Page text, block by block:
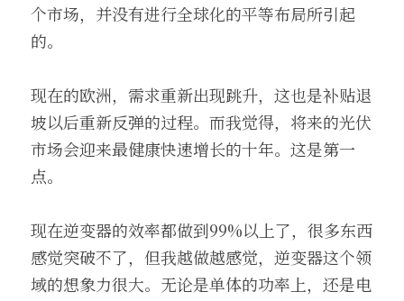
个市场，并没有进行全球化的平等布局所引起
的。
现在的欧洲，需求重新出现跳升，这也是补贴退
坡以后重新反弹的过程。而我觉得，将来的光伏
市场会迎来最健康快速增长的十年。这是第一
点。
现在逆变器的效率都做到99%以上了，很多东西
感觉突破不了，但我越做越感觉，逆变器这个领
域的想象力很大。无论是单体的功率上，还是电